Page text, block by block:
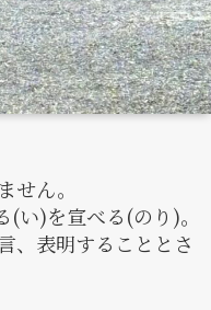
せん。
い)を宣べる(のり)。
、表明することとさ